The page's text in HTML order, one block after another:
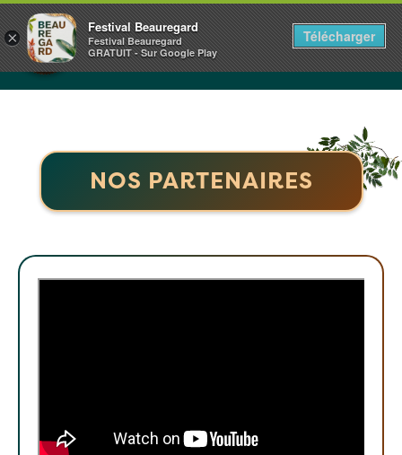
Panneau de gestion des cookies
CHÂTEAU DE BEAUREGARD
NORMANDIE
1+2.3.4.5 JUILLET 2026
NOS PARTENAIRES
×
Festival Beauregard
Festival Beauregard
GRATUIT - Sur Google Play
Télécharger